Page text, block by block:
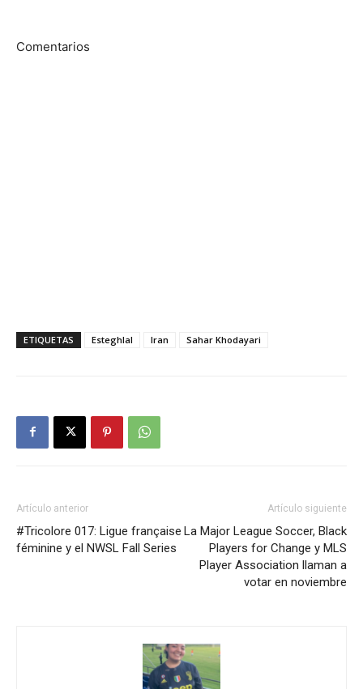
Comentarios
ETIQUETAS Esteghlal Iran Sahar Khodayari
Artículo anterior
#Tricolore 017: Ligue française
féminine y el NWSL Fall Series
Artículo siguiente
La Major League Soccer, Black
Players for Change y MLS
Player Association llaman a
votar en noviembre